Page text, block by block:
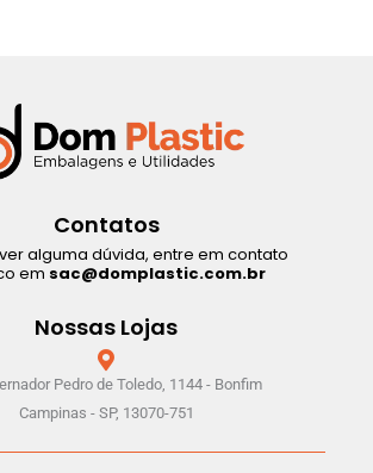
Contatos
alguma dúvida, entre em contato
em sac@domplastic.com.br
Nossas Lojas
Pedro de Toledo, 1144 - Bonfim
Campinas - SP, 13070-751